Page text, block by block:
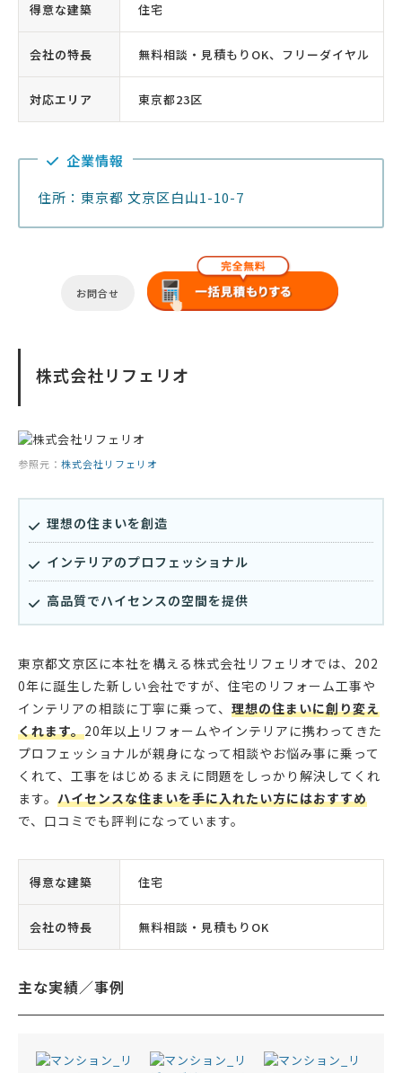
得意な建築 住宅
会社の特長 無料相談・見積もりOK、フリーダイヤル
対応エリア 東京都23区
企業情報
住所：東京都 文京区白山1-10-7
お問合せ
株式会社リフェリオ
参照元： 株式会社リフェリオ
理想の住まいを創造
インテリアのプロフェッショナル
高品質でハイセンスの空間を提供
東京都文京区に本社を構える株式会社リフェリオでは、202
0年に誕生した新しい会社ですが、住宅のリフォーム工事や
インテリアの相談に丁寧に乗って、 理想の住まいに創り変え
くれます。20年以上リフォームやインテリアに携わってきた
プロフェッショナルが親身になって相談やお悩み事に乗って
くれて、工事をはじめるまえに問題をしっかり解決してくれ
ます。 ハイセンスな住まいを手に入れたい方にはおすすめ
で、口コミでも評判になっています。
得意な建築 住宅
会社の特長 無料相談・見積もりOK
主な実績／事例